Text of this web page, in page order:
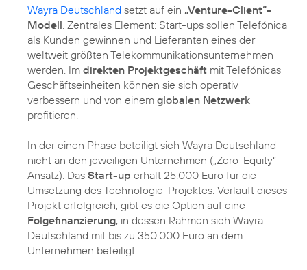
Wayra Deutschland setzt auf ein „Venture-Client“-
Modell . Zentrales Element: Start-ups sollen Telefónica
als Kunden gewinnen und Lieferanten eines der
weltweit größten Telekommunikationsunternehmen
werden. Im direkten Projektgeschäft mit Telefónicas
Geschäftseinheiten können sie sich operativ
verbessern und von einem globalen Netzwerk
profitieren.
In der einen Phase beteiligt sich Wayra Deutschland
nicht an den jeweiligen Unternehmen („Zero-Equity“-
Ansatz): Das Start-up erhält 25.000 Euro für die
Umsetzung des Technologie-Projektes. Verläuft dieses
Projekt erfolgreich, gibt es die Option auf eine
Folgefinanzierung, in dessen Rahmen sich Wayra
Deutschland mit bis zu 350.000 Euro an dem
Unternehmen beteiligt.